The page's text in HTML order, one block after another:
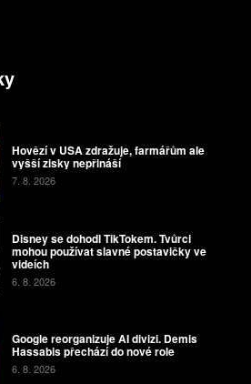
Hovězí v USA zdražuje, farmářům ale
vyšší zisky nepřináší
7. 8. 2026
Disney se dohodl TikTokem. Tvůrci
mohou používat slavné postavičky ve
videích
6. 8. 2026
Google reorganizuje AI divizi. Demis
Hassabis přechází do nové role
6. 8. 2026